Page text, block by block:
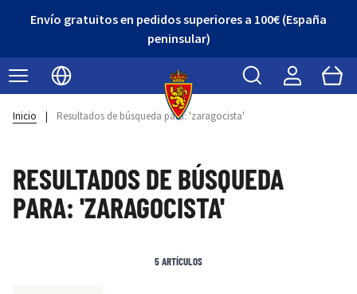
Envío gratuitos en pedidos superiores a 100€ (España
peninsular)
Seleccionar idioma
Buscar Cart
Inicio | Resultados de búsqueda para: 'zaragocista'
RESULTADOS DE BÚSQUEDA
PARA: 'ZARAGOCISTA'
5ARTÍCULOS